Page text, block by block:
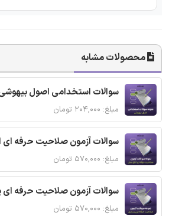
محصولات مشابه
سوالات استخدامی اصول
مبلغ: ۲۰۴,۰۰۰ تومان
سوالات آزمون صلاحیت حرفه ای
مبلغ: ۵۷۰,۰۰۰ تومان
سوالات آزمون صلاحیت حرفه ای
مبلغ: ۵۷۰,۰۰۰ تومان